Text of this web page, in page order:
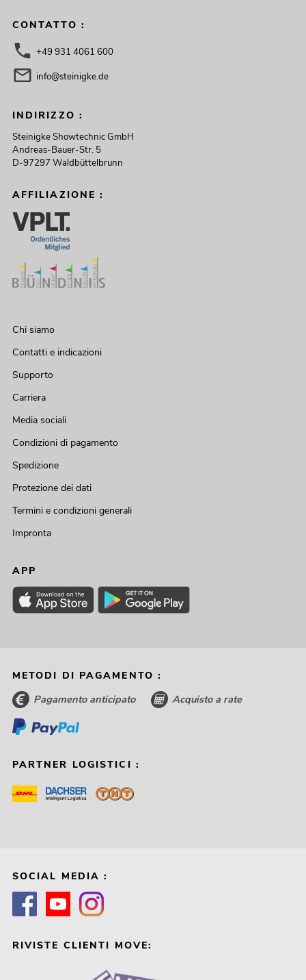
CONTATTO :
+49 931 4061 600
info@steinigke.de
INDIRIZZO :
Steinigke Showtechnic GmbH
Andreas-Bauer-Str. 5
D-97297 Waldbüttelbrunn
AFFILIAZIONE :
Chi siamo
Contatti e indicazioni
Supporto
Carriera
Media sociali
Condizioni di pagamento
Spedizione
Protezione dei dati
Termini e condizioni generali
Impronta
APP
METODI DI PAGAMENTO :
Pagamento anticipato Acquisto a rate
PARTNER LOGISTICI :
SOCIAL MEDIA :
RIVISTE CLIENTI MOVE: